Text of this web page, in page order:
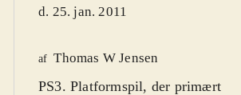
d. 25. jan. 2011
af Thomas W Jensen
PS3. Platformspil, der primært